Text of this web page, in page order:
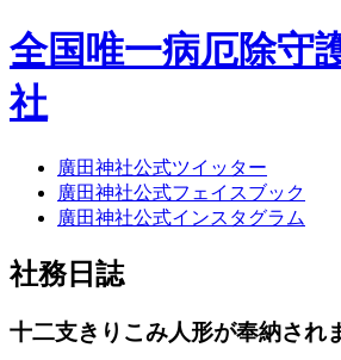
全国唯一病厄除守
社
ホーム
社務日誌
お知らせ
年間祭事のご案内
お願いごと
神前結婚式
廣田神社公式ツイッター
廣田神社公式フェイスブック
廣田神社公式インスタグラム
社務日誌
十二支きりこみ人形が奉納され